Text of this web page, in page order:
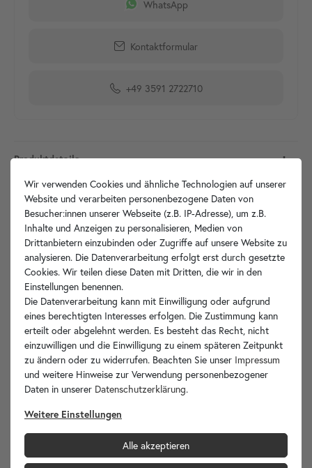
WhatsApp
Kontaktformular
+49 3591 2722710
Produktdetails
Artikelbeschreibung
Technische Zeichnung
Hersteller-Info
Ihre Vorteile
wohnfreuden.de -
Ihr Spezialist für Waschbecken Unikate!
Wir verwenden Cookies und ähnliche Technologien auf unserer
Website und verarbeiten personenbezogene Daten von
Besucher:innen unserer Webseite (z.B. IP-Adresse), um z.B.
Inhalte und Anzeigen zu personalisieren, Medien von
Drittanbietern einzubinden oder Zugriffe auf unsere Website zu
analysieren. Die Datenverarbeitung erfolgt erst durch gesetzte
Cookies. Wir teilen diese Daten mit Dritten, die wir in den
Einstellungen benennen.
Die Datenverarbeitung kann mit Einwilligung oder aufgrund
eines berechtigten Interesses erfolgen. Die Zustimmung kann
erteilt oder abgelehnt werden. Es besteht das Recht, nicht
einzuwilligen und die Einwilligung zu einem späteren Zeitpunkt
zu ändern oder zu widerrufen. Beachten Sie unser Impressum
und weitere Hinweise zur Verwendung personenbezogener
Daten in unserer Daten­schutz­erklärung.
Weitere Einstellungen
Alle akzeptieren